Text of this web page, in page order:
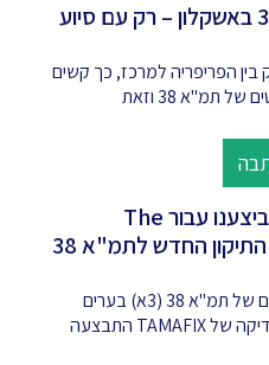
תכנון תמ"א 38 באשקלון – רק עם סיוע
הפריפריה למרכז, כך קשים
תמ"א 38 וזאת
ניתוח כלכלי שביצענו עבור The
Marker לגבי התיקון החדש לתמ"א 38
הניתוח עסק ביישום של תמ"א 38 (3א) בערים
השונות כאשר הבדיקה של TAMAFIX התבצעה